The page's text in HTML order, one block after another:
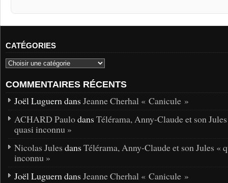
CATÉGORIES
COMMENTAIRES RÉCENTS
Joël Luguern dans Jeanne Cherhal « Canicule »
ACHARD Paulodans Télérama, Anny-Claude et son
quasi inconnu »
Nicolas Jules dans Télérama, Anny-Claude et son Jules «
inconnu »
Joël Luguern dans Jeanne Cherhal « Canicule »